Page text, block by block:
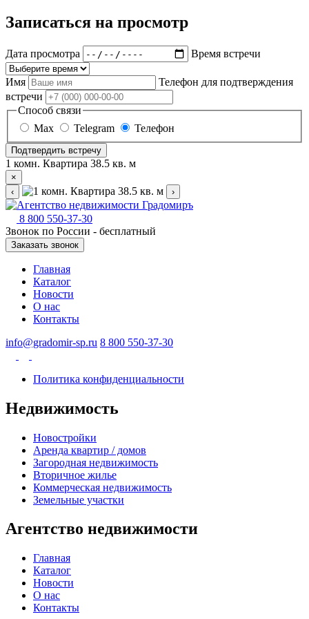
Записаться на просмотр
Дата просмотра Время встречи
Имя
Телефон для подтверждения
встречи
Способ связи
Max
Telegram Телефон
Подтвердить встречу
1 комн. Квартира 38.5 кв. м
×
‹
›
8 800 550-37-30
Звонок по России - бесплатный
Заказать звонок
Главная
Каталог
Новости
О нас
Контакты
info@gradomir-sp.ru 8 800 550-37-30
Политика конфиденциальности
Недвижимость
Новостройки
Аренда квартир / домов
Загородная недвижимость
Вторичное жилье
Коммерческая недвижимость
Земельные участки
Агентство недвижимости
Главная
Каталог
Новости
О нас
Контакты